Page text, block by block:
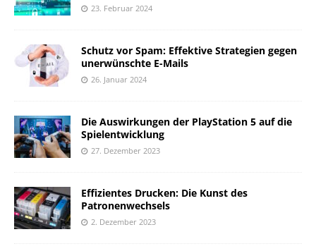
23. Februar 2024
Schutz vor Spam: Effektive Strategien gegen
unerwünschte E-Mails
26. Januar 2024
Die Auswirkungen der PlayStation 5 auf die
Spielentwicklung
27. Dezember 2023
Effizientes Drucken: Die Kunst des
Patronenwechsels
2. Dezember 2023